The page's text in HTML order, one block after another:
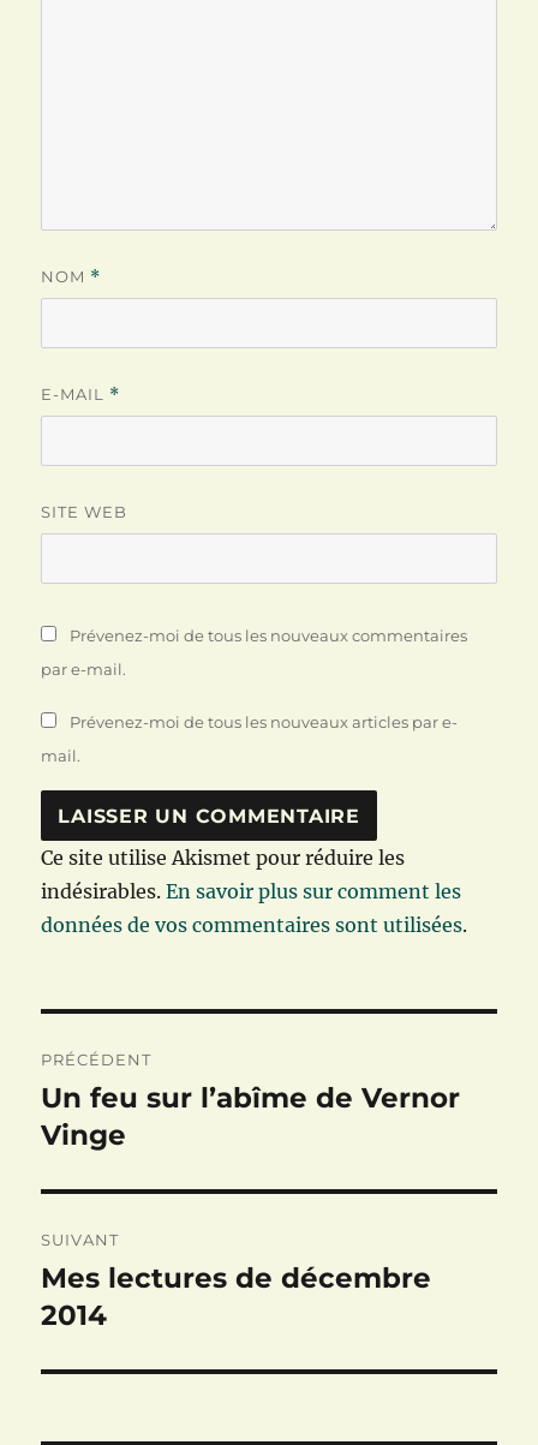
NOM *
E-MAIL *
SITE WEB
Prévenez-moi de tous les nouveaux commentaires
par e-mail.
Prévenez-moi de tous les nouveaux articles par e-
mail.
Ce site utilise Akismet pour réduire les
indésirables.En savoir plus sur comment les
données de vos commentaires sont utilisées.
de
l’article
PRÉCÉDENT
Publication
précédente :
Un feu sur l’abîme de Vernor
Vinge
SUIVANT
Publication
suivante :
Mes lectures de décembre
2014